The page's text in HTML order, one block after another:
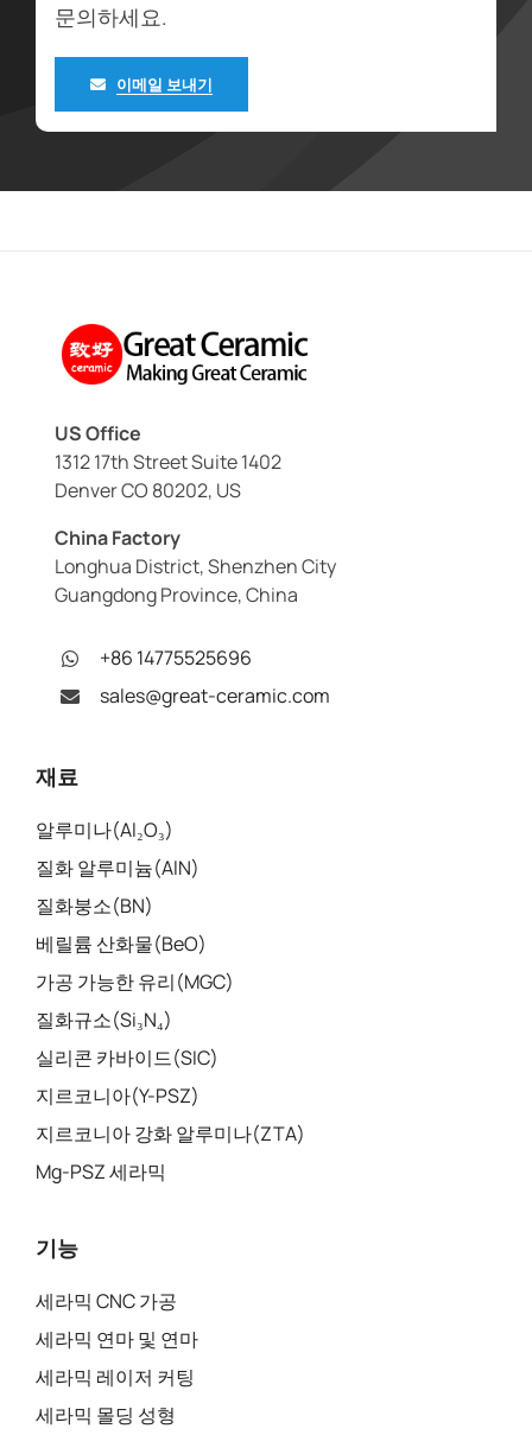
문의하세요.
이메일 보내기
US Office
1312 17th Street Suite 1402
Denver CO 80202, US
China Factory
Longhua District, Shenzhen City
Guangdong Province, China
+86 14775525696
sales@great-ceramic.com
재료
알루미나(Al₂O₃)
질화 알루미늄(AlN)
질화붕소(BN)
베릴륨 산화물(BeO)
가공 가능한 유리(MGC)
질화규소(Si₃N₄)
실리콘 카바이드(SIC)
지르코니아(Y-PSZ)
지르코니아 강화 알루미나(ZTA)
Mg-PSZ 세라믹
기능
세라믹 CNC 가공
세라믹 연마 및 연마
세라믹 레이저 커팅
세라믹 몰딩 성형